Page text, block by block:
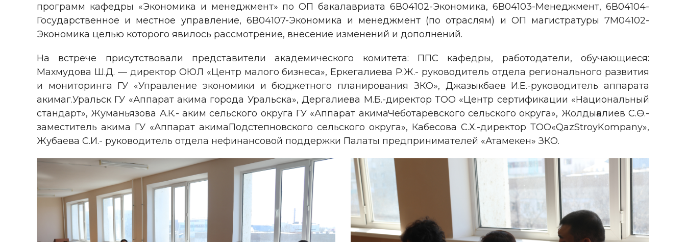
программ кафедры «Экономика и менеджмент» по ОП бакалавриата 6В04102-Экономика, 6В04103-Менеджмент, 6В04104-
Государственное и местное управление, 6В04107-Экономика и менеджмент (по отраслям) и ОП магистратуры 7М04102-
Экономика целью которого явилось рассмотрение, внесение изменений и дополнений.
На встрече присутствовали представители академического комитета: ППС кафедры, работодатели, обучающиеся:
Махмудова Ш.Д. — директор ОЮЛ «Центр малого бизнеса», Еркегалиева Р.Ж.- руководитель отдела регионального развития
и мониторинга ГУ «Управление экономики и бюджетного планирования ЗКО», Джазыкбаев И.Е.-руководитель аппарата
акимаг.Уральск ГУ «Аппарат акима города Уральска», Дергалиева М.Б.-директор ТОО «Центр сертификации «Национальный
стандарт», Жуманьязова А.К.- аким сельского округа ГУ «Аппарат акимаЧеботаревского сельского округа», Жолдығалиев С.Ө.-
заместитель акима ГУ «Аппарат акимаПодстепновского сельского округа», Кабесова С.Х.-директор ТОО«QazStroyKompany»,
Жубаева С.И.- руководитель отдела нефинансовой поддержки Палаты предпринимателей «Атамекен» ЗКО.